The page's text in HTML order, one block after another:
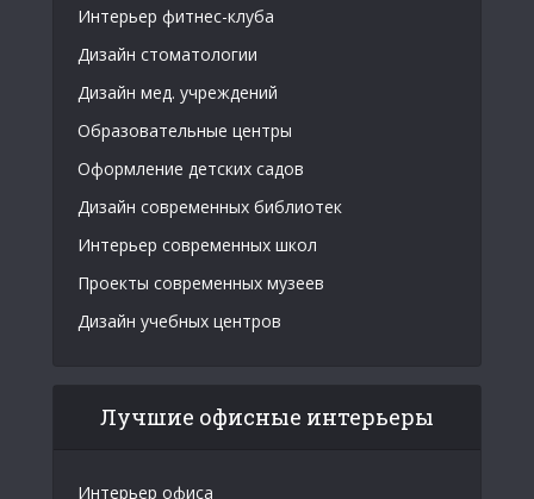
Интерьер фитнес-клуба
Дизайн стоматологии
Дизайн мед. учреждений
Образовательные центры
Оформление детских садов
Дизайн современных библиотек
Интерьер современных школ
Проекты современных музеев
Дизайн учебных центров
Лучшие офисные интерьеры
Интерьер офиса